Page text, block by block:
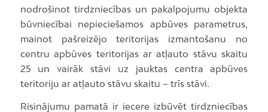
nodrošinot tirdzniecības un pakalpojumu objekta
būvniecībai nepieciešamos apbūves parametrus,
mainot pašreizējo teritorijas izmantošanu no
centru apbūves teritorijas ar atļauto stāvu skaitu
25 un vairāk stāvi uz jauktas centra apbūves
teritoriju ar atļauto stāvu skaitu – trīs stāvi.
Risinājumu pamatā ir iecere izbūvēt tirdzniecības